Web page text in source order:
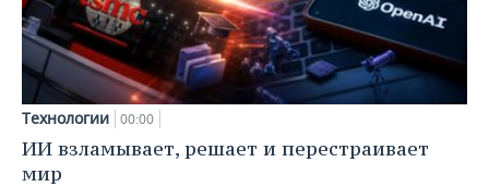
Технологии 00:00
ИИ взламывает, решает и перестраивает
мир